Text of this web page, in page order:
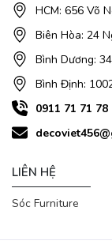
HCM: 656 Võ
Biên Hòa: 24
Bình Dương:
Bình Định:
0911 71 71 78
LIÊN HỆ
Sóc Furniture